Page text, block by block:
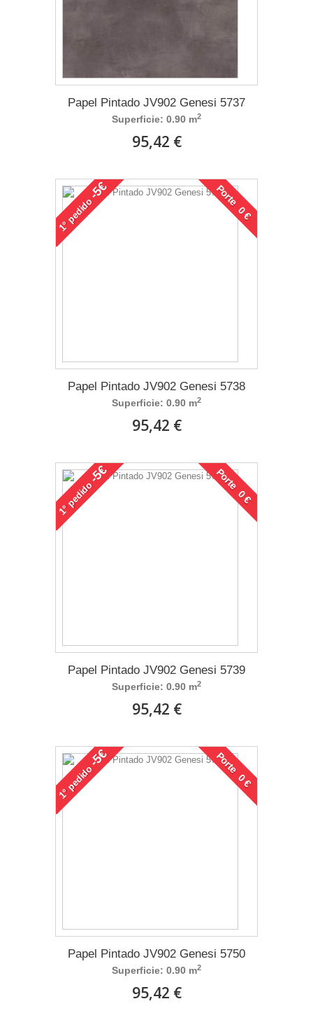
Papel Pintado JV902 Genesi 5737
Superficie: 0.90 m2
95,42 €
1°
pedido
-5€ Porte 0 €
Papel Pintado JV902 Genesi 5738
Superficie: 0.90 m2
95,42 €
1°
pedido
-5€ Porte 0 €
Papel Pintado JV902 Genesi 5739
Superficie: 0.90 m2
95,42 €
1°
pedido
-5€ Porte 0 €
Papel Pintado JV902 Genesi 5750
Superficie: 0.90 m2
95,42 €